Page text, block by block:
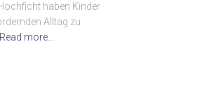
haben Kinder
Alltag zu
Read more…